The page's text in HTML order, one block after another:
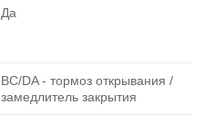
Да
BC/DA - тормоз открывания /
замедлитель закрытия